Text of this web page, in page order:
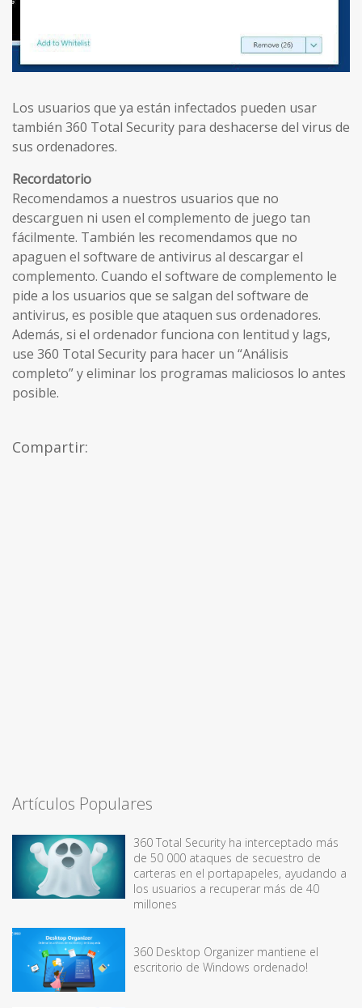
Los usuarios que ya están infectados pueden usar
también 360 Total Security para deshacerse del virus de
sus ordenadores.
Recordatorio
Recomendamos a nuestros usuarios que no
descarguen ni usen el complemento de juego tan
fácilmente. También les recomendamos que no
apaguen el software de antivirus al descargar el
complemento. Cuando el software de complemento le
pide a los usuarios que se salgan del software de
antivirus, es posible que ataquen sus ordenadores.
Además, si el ordenador funciona con lentitud y lags,
use 360 Total Security para hacer un “Análisis
completo” y eliminar los programas maliciosos lo antes
posible.
Compartir:
Artículos Populares
360 Total Security ha interceptado más
de 50 000 ataques de secuestro de
carteras en el portapapeles, ayudando a
los usuarios a recuperar más de 40
millones
360 Desktop Organizer mantiene el
escritorio de Windows ordenado!